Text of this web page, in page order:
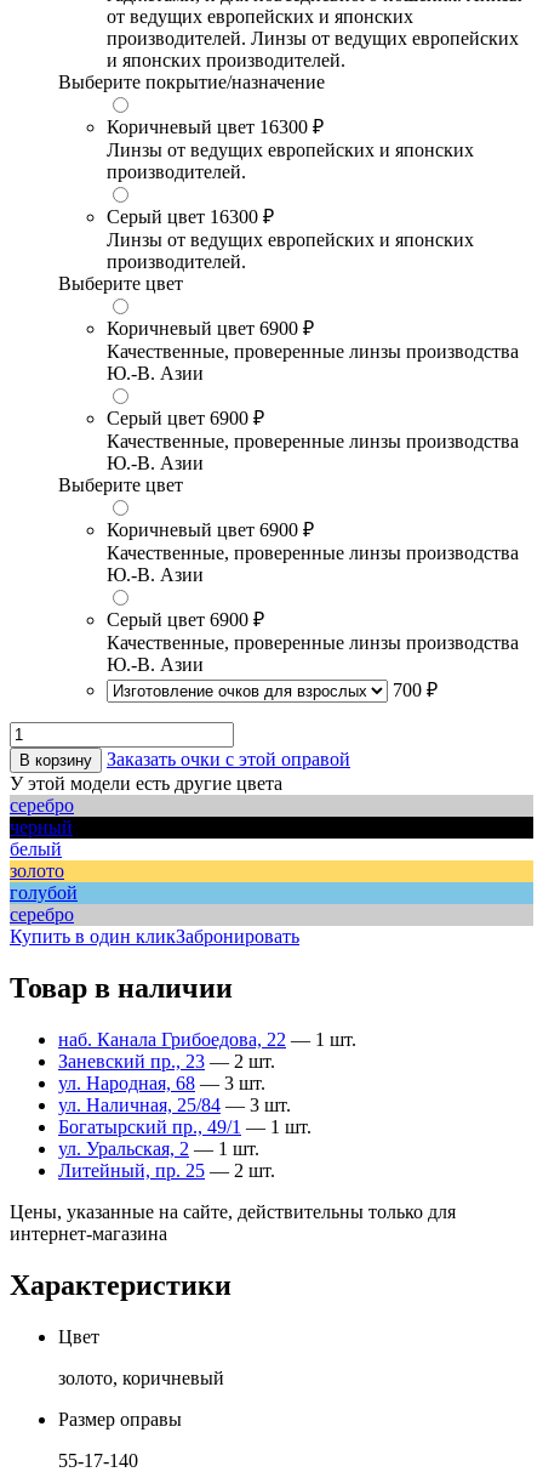
от ведущих европейских и японских
производителей. Линзы от ведущих европейских
и японских производителей.
Выберите покрытие/назначение
Коричневый цвет 16300 ₽
Линзы от ведущих европейских и японских
производителей.
Серый цвет 16300 ₽
Линзы от ведущих европейских и японских
производителей.
Выберите цвет
Коричневый цвет 6900 ₽
Качественные, проверенные линзы производства
Ю.-В. Азии
Серый цвет 6900 ₽
Качественные, проверенные линзы производства
Ю.-В. Азии
Выберите цвет
Коричневый цвет 6900 ₽
Качественные, проверенные линзы производства
Ю.-В. Азии
Серый цвет 6900 ₽
Качественные, проверенные линзы производства
Ю.-В. Азии
700 ₽
В корзину
Заказать очки с этой оправой
У этой модели есть другие цвета
серебро
черный
белый
золото
голубой
серебро
Купить в один кликЗабронировать
Товар в наличии
наб. Канала Грибоедова, 22 — 1 шт.
Заневский пр., 23 — 2 шт.
ул. Народная, 68 — 3 шт.
ул. Наличная, 25/84 — 3 шт.
Богатырский пр., 49/1 — 1 шт.
ул. Уральская, 2 — 1 шт.
Литейный, пр. 25 — 2 шт.
Цены, указанные на сайте, действительны только для
интернет-магазина
Характеристики
Цвет
золото, коричневый
Размер оправы
55-17-140